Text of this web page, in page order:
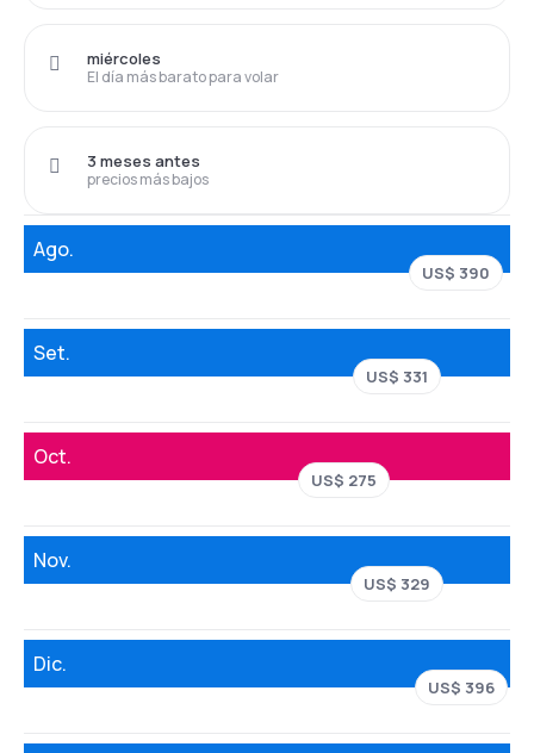
El día más barato para volar
miércoles
precios más bajos
3 meses antes
Ago.
US$ 390
Set.
US$ 331
Oct.
US$ 275
Nov.
US$ 329
Dic.
US$ 396